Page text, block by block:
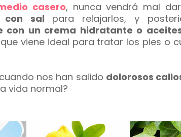
casero, nunca vendrá mal
con sal para relajarlos, y
con un crema hidratante o
viene ideal para tratar los pies o
nos han salido dolorosos
vida normal?